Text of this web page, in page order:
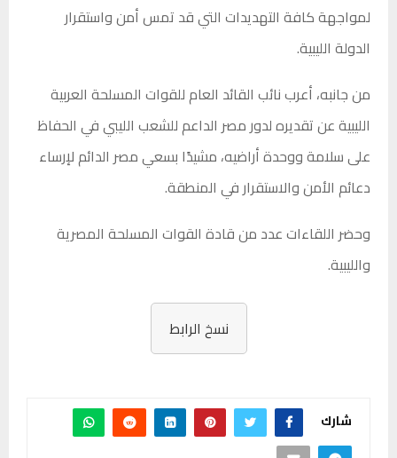
لمواجهة كافة التهديدات التي قد تمس أمن واستقرار
الدولة الليبية.
من جانبه، أعرب نائب القائد العام للقوات المسلحة العربية
الليبية عن تقديره لدور مصر الداعم للشعب الليبي في الحفاظ
على سلامة ووحدة أراضيه، مشيدًا بسعي مصر الدائم لإرساء
دعائم الأمن والاستقرار في المنطقة.
وحضر اللقاءات عدد من قادة القوات المسلحة المصرية
والليبية.
نسخ الرابط
شارك